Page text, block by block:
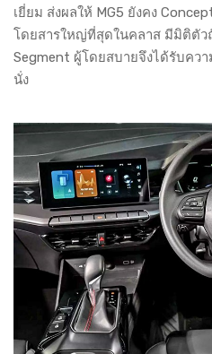
เยี่ยม ส่งผลให้ MG5 ยังคง
โดยสารใหญ่ที่สุดในคลาส มีมิติตัว
Segment ผู้โดยสบายจึงได้รับคว
นั่ง